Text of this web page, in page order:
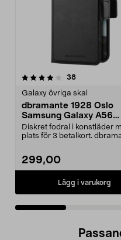
38recensioner
Galaxy övriga skal
dbramante 1928 Oslo
Samsung Galaxy A56
plånboksfodral
Diskret fodral i konstläder
plats för 3 betalkort.
299,00
Lägg i varukorg
4.5 av 5 stjärnor